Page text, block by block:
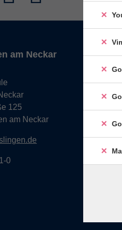
am Neckar
125
am Neckar
0